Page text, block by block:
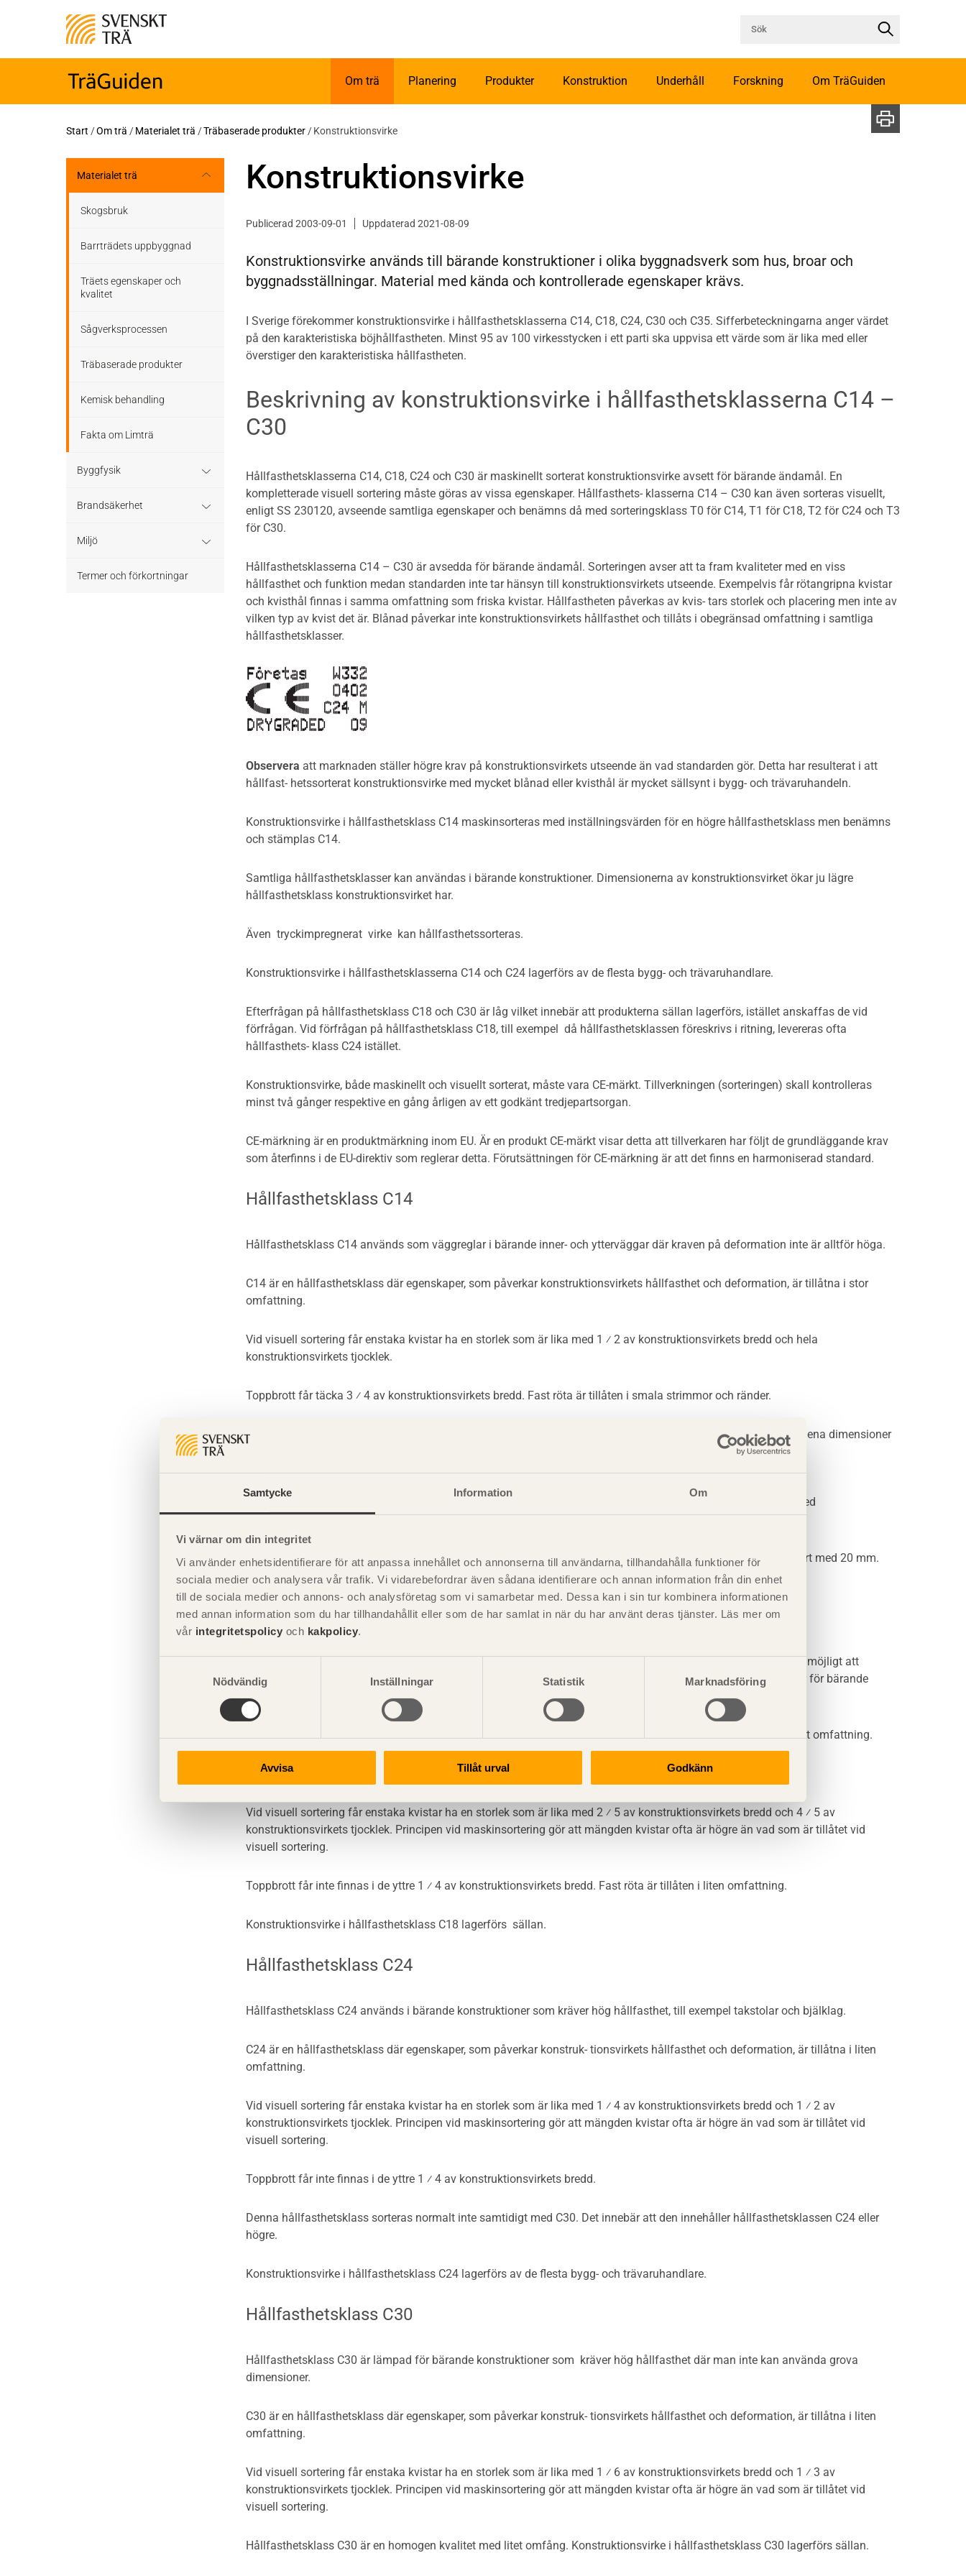
Samtycke Information Om
Vi värnar om din integritet
Vi använder enhetsidentifierare för att anpassa innehållet och annonserna till användarna, tillhandahålla funktioner för
sociala medier och analysera vår trafik. Vi vidarebefordrar även sådana identifierare och annan information från din enhet
till de sociala medier och annons- och analysföretag som vi samarbetar med. Dessa kan i sin tur kombinera informationen
med annan information som du har tillhandahållit eller som de har samlat in när du har använt deras tjänster. Läs mer om
vår integritetspolicy och kakpolicy.
Nödvändig
Inställningar Statistik Marknadsföring
Avvisa Tillåt urval Godkänn
Om trä Planering Produkter Konstruktion Underhåll Forskning Om TräGuiden
Start /Om trä /Materialet trä /Träbaserade produkter/Konstruktionsvirke
Materialet trä
Skogsbruk
Barrträdets uppbyggnad
Träets egenskaper och
kvalitet
Sågverksprocessen
Träbaserade produkter
Kemisk behandling
Fakta om Limträ
Byggfysik
Fukt
Värmeisolering och lufttäthet
Ljud
Brandsäkerhet
Byggnadsklasser och
Miljö
Miljöeffekter
Termer och förkortningar
Konstruktionsvirke
Publicerad 2003-09-01 Uppdaterad 2021-08-09
Konstruktionsvirke används till bärande konstruktioner i olika byggnadsverk som hus, broar och
byggnadsställningar. Material med kända och kontrollerade egenskaper krävs.
I Sverige förekommer konstruktionsvirke i hållfasthetsklasserna C14, C18, C24, C30 och C35. Sifferbeteckningarna anger värdet
på den karakteristiska böjhållfastheten. Minst 95 av 100 virkesstycken i ett parti ska uppvisa ett värde som är lika med eller
överstiger den karakteristiska hållfastheten.
Beskrivning av konstruktionsvirke i hållfasthetsklasserna C14 –
C30
Hållfasthetsklasserna C14, C18, C24 och C30 är maskinellt sorterat konstruktionsvirke avsett för bärande ändamål. En
kompletterade visuell sortering måste göras av vissa egenskaper. Hållfasthets- klasserna C14 – C30 kan även sorteras visuellt,
enligt SS 230120, avseende samtliga egenskaper och benämns då med sorteringsklass T0 för C14, T1 för C18, T2 för C24 och T3
för C30.
Hållfasthetsklasserna C14 – C30 är avsedda för bärande ändamål. Sorteringen avser att ta fram kvaliteter med en viss
hållfasthet och funktion medan standarden inte tar hänsyn till konstruktionsvirkets utseende. Exempelvis får rötangripna kvistar
och kvisthål finnas i samma omfattning som friska kvistar. Hållfastheten påverkas av kvis- tars storlek och placering men inte av
vilken typ av kvist det är. Blånad påverkar inte konstruktionsvirkets hållfasthet och tillåts i obegränsad omfattning i samtliga
hållfasthetsklasser.
Observera att marknaden ställer högre krav på konstruktionsvirkets utseende än vad standarden gör. Detta har resulterat i att
hållfast- hetssorterat konstruktionsvirke med mycket blånad eller kvisthål är mycket sällsynt i bygg- och trävaruhandeln.
Konstruktionsvirke i hållfasthetsklass C14 maskinsorteras med inställningsvärden för en högre hållfasthetsklass men benämns
och stämplas C14.
Samtliga hållfasthetsklasser kan användas i bärande konstruktioner. Dimensionerna av konstruktionsvirket ökar ju lägre
hållfasthetsklass konstruktionsvirket har.
Även tryckimpregnerat virke kan hållfasthetssorteras.
Konstruktionsvirke i hållfasthetsklasserna C14 och C24 lagerförs av de flesta bygg- och trävaruhandlare.
Efterfrågan på hållfasthetsklass C18 och C30 är låg vilket innebär att produkterna sällan lagerförs, istället anskaffas de vid
förfrågan. Vid förfrågan på hållfasthetsklass C18, till exempel då hållfasthetsklassen föreskrivs i ritning, levereras ofta
hållfasthets- klass C24 istället.
Konstruktionsvirke, både maskinellt och visuellt sorterat, måste vara CE-märkt. Tillverkningen (sorteringen) skall kontrolleras
minst två gånger respektive en gång årligen av ett godkänt tredjepartsorgan.
CE-märkning är en produktmärkning inom EU. Är en produkt CE-märkt visar detta att tillverkaren har följt de grundläggande krav
som återfinns i de EU-direktiv som reglerar detta. Förutsättningen för CE-märkning är att det finns en harmoniserad standard.
Hållfasthetsklass C14
Hållfasthetsklass C14 används som väggreglar i bärande inner- och ytterväggar där kraven på deformation inte är alltför höga.
C14 är en hållfasthetsklass där egenskaper, som påverkar konstruktionsvirkets hållfasthet och deformation, är tillåtna i stor
omfattning.
Vid visuell sortering får enstaka kvistar ha en storlek som är lika med 1 ⁄ 2 av konstruktionsvirkets bredd och hela
konstruktionsvirkets tjocklek.
Toppbrott får täcka 3 ⁄ 4 av konstruktionsvirkets bredd. Fast röta är tillåten i smala strimmor och ränder.
Konstruktionsvirke i hållfasthetsklass C14 lagerförs av de flesta bygg- och trävaruhandlare men ofta endast i klena dimensioner
VilmaRegel hållfasthetsklass C14 Gran
VilmaRegel hållfasthetsklass C14 Gran har något högre krav vad gäller kantkrok, flatböj och blånad jämfört med
hållfasthetsklass C14.
Tillåten kantkrok är 8 mm ⁄ 2 meter längd jämfört med 12 mm. Tillåten flatböj är 15 mm ⁄ 2 meter längd jämfört med 20 mm.
Blånad är tillåten i strimmor och ränder.
Hållfasthetsklass C18
Hållfasthetsklass C18 kan användas för bärande konstruktioner som inte kräver hög hållfasthet eller där det är möjligt att
använda grova dimensioner alternativt korta längder. Hållfasthetsklassen kan också användas som väggreglar för bärande
konstruktioner om kraven på deformation inte är höga.
C18 är en hållfasthetsklass där egenskaper, som påverkar konstruk- tionsvirkets hållfasthet, är tillåtna i moderat omfattning.
Deformation är tillåten i betydligt större omfattning än i hållfasthets- klasserna C24, C30 och C35.
Vid visuell sortering får enstaka kvistar ha en storlek som är lika med 2 ⁄ 5 av konstruktionsvirkets bredd och 4 ⁄ 5 av
konstruktionsvirkets tjocklek. Principen vid maskinsortering gör att mängden kvistar ofta är högre än vad som är tillåtet vid
visuell sortering.
Toppbrott får inte finnas i de yttre 1 ⁄ 4 av konstruktionsvirkets bredd. Fast röta är tillåten i liten omfattning.
Konstruktionsvirke i hållfasthetsklass C18 lagerförs sällan.
Hållfasthetsklass C24
Hållfasthetsklass C24 används i bärande konstruktioner som kräver hög hållfasthet, till exempel takstolar och bjälklag.
C24 är en hållfasthetsklass där egenskaper, som påverkar konstruk- tionsvirkets hållfasthet och deformation, är tillåtna i liten
omfattning.
Vid visuell sortering får enstaka kvistar ha en storlek som är lika med 1 ⁄ 4 av konstruktionsvirkets bredd och 1 ⁄ 2 av
konstruktionsvirkets tjocklek. Principen vid maskinsortering gör att mängden kvistar ofta är högre än vad som är tillåtet vid
visuell sortering.
Toppbrott får inte finnas i de yttre 1 ⁄ 4 av konstruktionsvirkets bredd.
Denna hållfasthetsklass sorteras normalt inte samtidigt med C30. Det innebär att den innehåller hållfasthetsklassen C24 eller
högre.
Konstruktionsvirke i hållfasthetsklass C24 lagerförs av de flesta bygg- och trävaruhandlare.
Hållfasthetsklass C30
Hållfasthetsklass C30 är lämpad för bärande konstruktioner som kräver hög hållfasthet där man inte kan använda grova
dimensioner.
C30 är en hållfasthetsklass där egenskaper, som påverkar konstruk- tionsvirkets hållfasthet och deformation, är tillåtna i liten
omfattning.
Vid visuell sortering får enstaka kvistar ha en storlek som är lika med 1 ⁄ 6 av konstruktionsvirkets bredd och 1 ⁄ 3 av
konstruktionsvirkets tjocklek. Principen vid maskinsortering gör att mängden kvistar ofta är högre än vad som är tillåtet vid
visuell sortering.
Hållfasthetsklass C30 är en homogen kvalitet med litet omfång. Konstruktionsvirke i hållfasthetsklass C30 lagerförs sällan.